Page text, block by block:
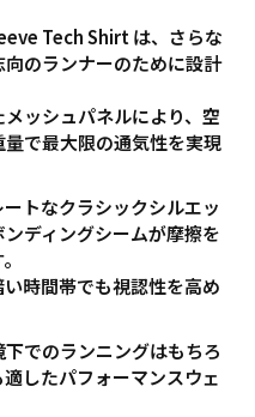
Tech Shirt は、さらな
のランナーのために設計
ッシュパネルにより、空
で最大限の通気性を実現
トなクラシックシルエッ
ディングシームが摩擦を
時間帯でも視認性を高め
でのランニングはもちろ
したパフォーマンスウェ